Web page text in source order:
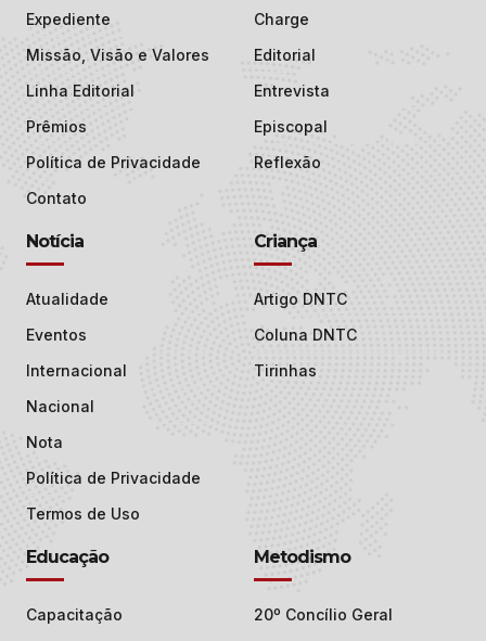
Expediente
Missão, Visão e Valores
Linha Editorial
Prêmios
Política de Privacidade
Contato
Charge
Editorial
Entrevista
Episcopal
Reflexão
Notícia
Atualidade
Eventos
Internacional
Nacional
Nota
Política de Privacidade
Termos de Uso
Criança
Artigo DNTC
Coluna DNTC
Tirinhas
Educação
Capacitação
Metodismo
20º Concílio Geral